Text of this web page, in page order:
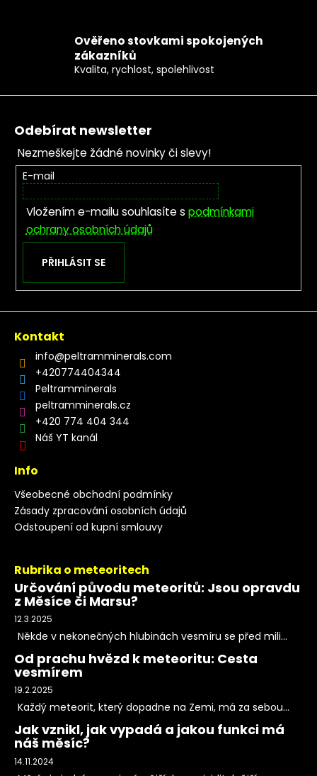
Ověřeno stovkami spokojených
zákazníků
Kvalita, rychlost, spolehlivost
Zápatí
Odebírat newsletter
Nezmeškejte žádné novinky či slevy!
E-mail
Vložením e-mailu souhlasíte s podmínkami
ochrany osobních údajů
PŘIHLÁSIT SE
Kontakt
info@peltramminerals.com
+420774404344
Peltramminerals
peltramminerals.cz
+420 774 404 344
Náš YT kanál
Info
Všeobecné obchodní podmínky
Zásady zpracování osobních údajů
Odstoupení od kupní smlouvy
Rubrika o meteoritech
Určování původu meteoritů: Jsou opravdu
z Měsíce či Marsu?
12.3.2025
Někde v nekonečných hlubinách vesmíru se před mili...
Od prachu hvězd k meteoritu: Cesta
vesmírem
19.2.2025
Každý meteorit, který dopadne na Zemi, má za sebou...
Jak vznikl, jak vypadá a jakou funkci má
náš měsíc?
14.11.2024